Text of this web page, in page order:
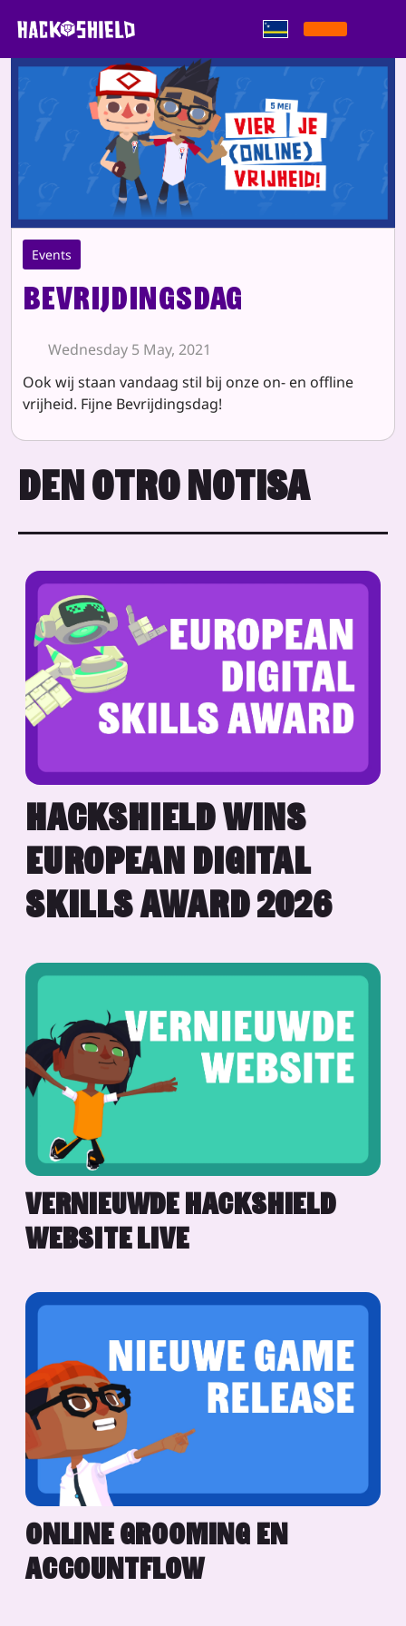
Events
Bevrijdingsdag
Wednesday 5 May, 2021
Ook wij staan vandaag stil bij onze on- en offline
vrijheid. Fijne Bevrijdingsdag!
DEN OTRO NOTISA
HACKSHIELD WINS
EUROPEAN DIGITAL
SKILLS AWARD 2026
VERNIEUWDE HACKSHIELD
WEBSITE LIVE
ONLINE GROOMING EN
ACCOUNTFLOW